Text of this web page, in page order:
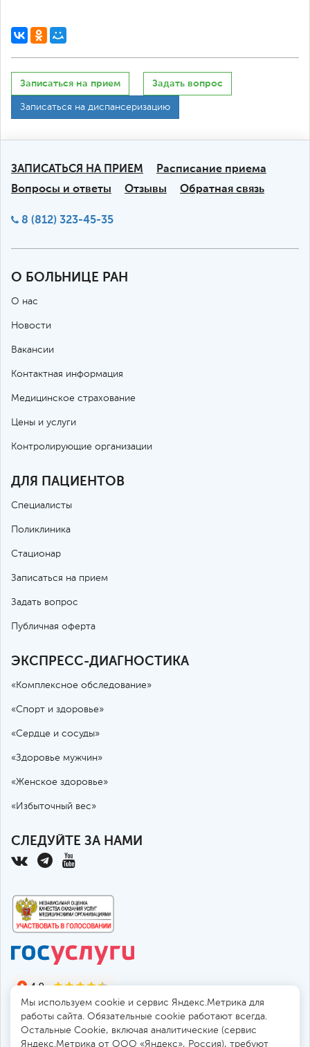
Записаться на прием Задать вопрос
Записаться на диспансеризацию
ЗАПИСАТЬСЯ НА ПРИЕМ
Расписание приема
Вопросы и ответы
Отзывы Обратная связь
8 (812) 323-45-35
О БОЛЬНИЦЕ РАН
О нас
Новости
Вакансии
Контактная информация
Медицинское страхование
Цены и услуги
Контролирующие организации
ДЛЯ ПАЦИЕНТОВ
Специалисты
Поликлиника
Стационар
Записаться на прием
Задать вопрос
Публичная оферта
ЭКСПРЕСС-ДИАГНОСТИКА
«Комплексное обследование»
«Спорт и здоровье»
«Сердце и сосуды»
«Здоровье мужчин»
«Женское здоровье»
«Избыточный вес»
СЛЕДУЙТЕ ЗА НАМИ
Мы используем cookie и сервис Яндекс.Метрика для
работы сайта. Обязательные cookie работают всегда.
Остальные Сookie, включая аналитические (сервис
Яндекс.Метрика от ООО «Яндекс», Россия), требуют